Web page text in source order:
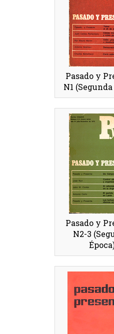
Pasado y
N1
Pasado y
N2-3